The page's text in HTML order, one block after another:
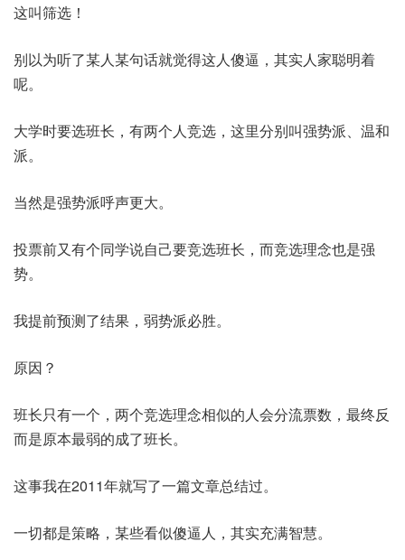
这叫筛选！
别以为听了某人某句话就觉得这人傻逼，其实人家聪明着
呢。
大学时要选班长，有两个人竞选，这里分别叫强势派、温和
派。
当然是强势派呼声更大。
投票前又有个同学说自己要竞选班长，而竞选理念也是强
势。
我提前预测了结果，弱势派必胜。
原因？
班长只有一个，两个竞选理念相似的人会分流票数，最终反
而是原本最弱的成了班长。
这事我在2011年就写了一篇文章总结过。
一切都是策略，某些看似傻逼人，其实充满智慧。